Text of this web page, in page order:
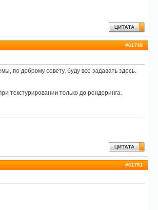
#61748
по доброму совету, буду все задавать здесь.
текстурировании только до рендеринга.
#61751